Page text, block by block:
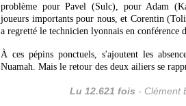
problème pour Pavel (Sulc), pour Adam
joueurs importants pour nous, et Corentin
a regretté le technicien lyonnais en conférence
À ces pépins ponctuels, s'ajoutent les
Nuamah. Mais le retour des deux ailiers se
Lu 12.621 fois - Clément